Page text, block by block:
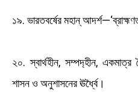
১৯. ভারতবর্ষের মহান্
২০. স্বার্থহীন, সম্পদ‍্হীন,
শাসন ও অনুশাসনের ঊর্ধ্বৈ।